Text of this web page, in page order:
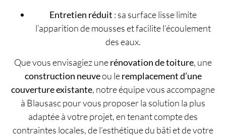
Entretien réduit : sa surface lisse limite
l’apparition de mousses et facilite l’écoulement
des eaux.
Que vous envisagiez unerénovation de toiture, une
construction neuveou leremplacement d’une
couverture existante, notre équipe vous accompagne
à Blausasc pour vous proposer la solution la plus
adaptée à votre projet, en tenant compte des
contraintes locales, de l’esthétique du bâti et de votre